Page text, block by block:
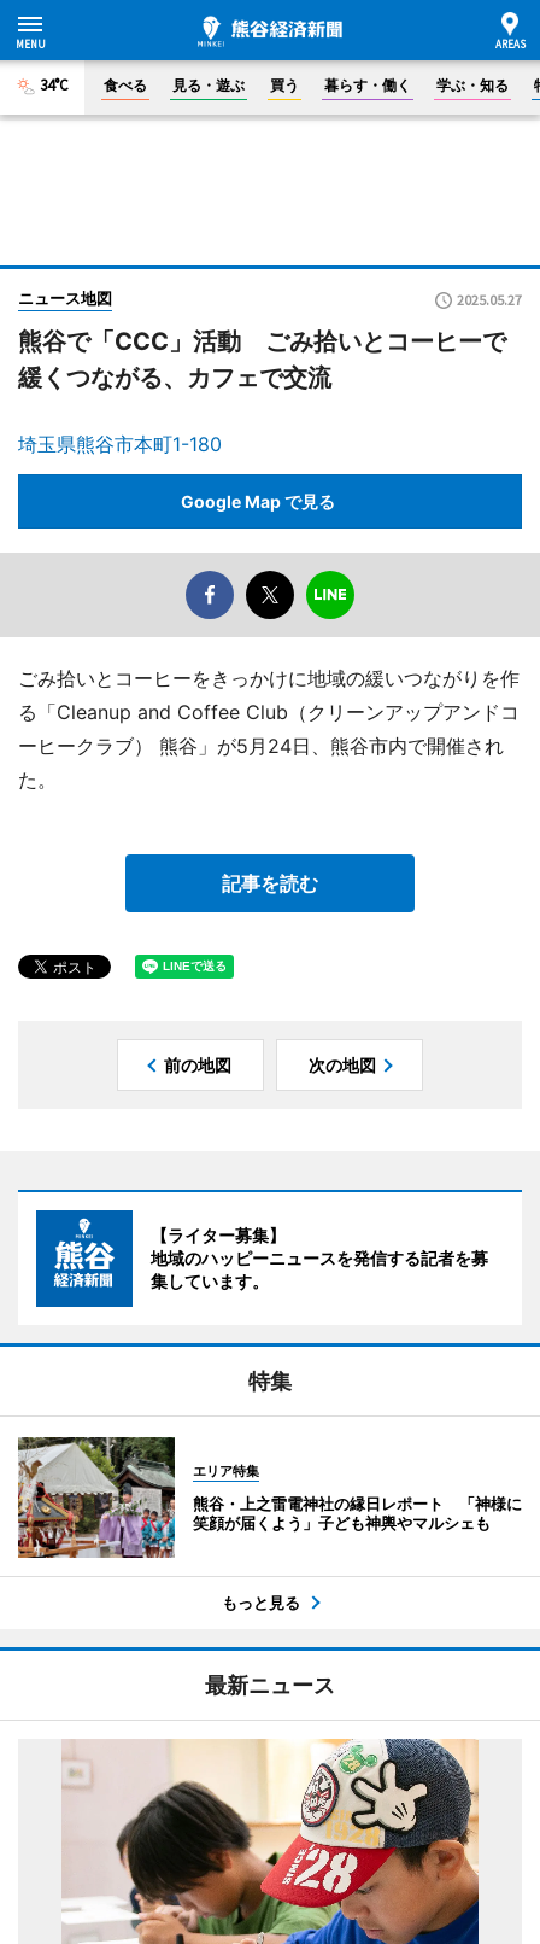
34°C 食べる 見る・遊ぶ 買う 暮らす・働く 学ぶ・知る
ニュース地図 2025.05.27
熊谷で「CCC」活動 ごみ拾いとコーヒーで
緩くつながる、カフェで交流
埼玉県熊谷市本町1-180
Google Map で見る
ごみ拾いとコーヒーをきっかけに地域の緩いつながりを作
る「Cleanup and Coffee Club（クリーンアップアンドコ
ーヒークラブ） 熊谷」が5月24日、熊谷市内で開催され
た。
記事を読む
前の地図 次の地図
【ライター募集】
地域のハッピーニュースを発信する記者を募
集しています。
特集
エリア特集
熊谷・上之雷電神社の縁日レポート 「神様に
笑顔が届くよう」子ども神輿やマルシェも
もっと見る
最新ニュース